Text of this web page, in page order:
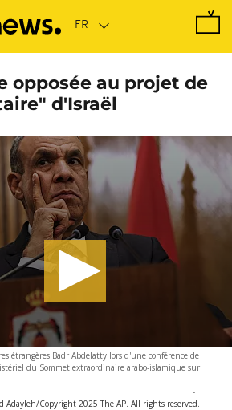
opposée au projet de
d'Israël
étrangères Badr Abdelatty lors d'une conférence de
du Sommet extraordinaire arabo-islamique sur
-
Adayleh/Copyright 2025 The AP. All rights reserved.